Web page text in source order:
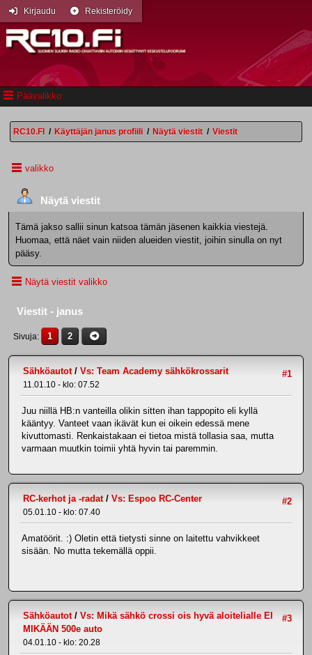
Päävalikko
Kirjaudu Rekisteröidy
RC10.FI / Käyttäjän janus profiili / Näytä viestit / Viestit
valikko
Näytä viestit
Tämä jakso sallii sinun katsoa tämän jäsenen kaikkia viestejä.
Huomaa, että näet vain niiden alueiden viestit, joihin sinulla on nyt
pääsy.
Näytä viestit valikko
Viestit - janus
Sivuja 1 2
#1
Sähköautot/ Vs: Team Academy sähkökrossarit
11.01.10 - klo: 07.52
Juu niillä HB:n vanteilla olikin sitten ihan tappopito eli kyllä
kääntyy. Vanteet vaan ikävät kun ei oikein edessä mene
kivuttomasti. Renkaistakaan ei tietoa mistä tollasia saa, mutta
varmaan muutkin toimii yhtä hyvin tai paremmin.
#2
RC-kerhot ja -radat/ Vs: Espoo RC-Center
05.01.10 - klo: 07.40
Amatöörit. :) Oletin että tietysti sinne on laitettu vahvikkeet
sisään. No mutta tekemällä oppii.
#3
Sähköautot/ Vs: Mikä sähkö crossi ois hyvä aloitelialle EI
MIKÄÄN 500e auto
04.01.10 - klo: 20.28